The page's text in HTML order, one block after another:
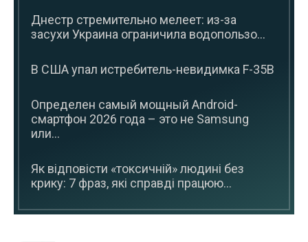
Днестр стремительно мелеет: из-за
засухи Украина ограничила водопользо...
В США упал истребитель-невидимка F-35B
Определен самый мощный Android-
смартфон 2026 года – это не Samsung
или...
Як відповісти «токсичній» людині без
крику: 7 фраз, які справді працюю...